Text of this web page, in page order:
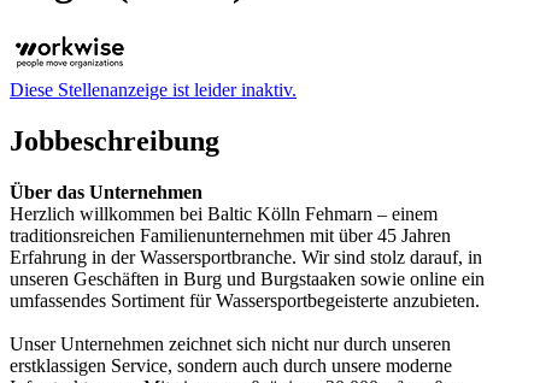
Diese Stellenanzeige ist leider inaktiv.
Jobbeschreibung
Über das Unternehmen
Herzlich willkommen bei Baltic Kölln Fehmarn – einem
traditionsreichen Familienunternehmen mit über 45 Jahren
Erfahrung in der Wassersportbranche. Wir sind stolz darauf, in
unseren Geschäften in Burg und Burgstaaken sowie online ein
umfassendes Sortiment für Wassersportbegeisterte anzubieten.
Unser Unternehmen zeichnet sich nicht nur durch unseren
erstklassigen Service, sondern auch durch unsere moderne